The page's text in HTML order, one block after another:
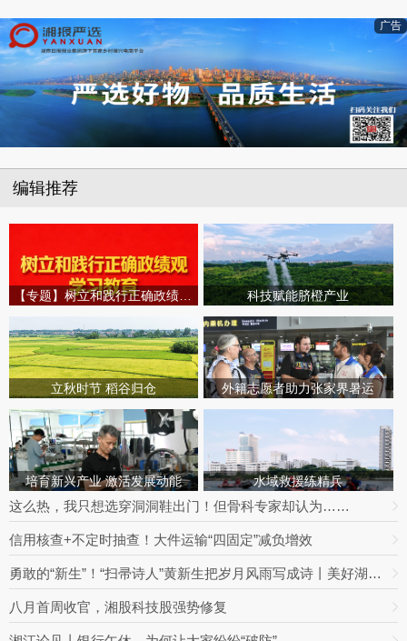
广告
编辑推荐
科技赋能脐橙产业
立秋时节 稻谷归仓 外籍志愿者助力张家界暑运
培育新兴产业 激活发展动能 水域救援练精兵
这么热，我只想选穿洞洞鞋出门！但骨科专家却认为……
信用核查+不定时抽查！大件运输“四固定”减负增效
勇敢的“新生”！“扫帚诗人”黄新生把岁月风雨写成诗丨美好湖南推荐官
八月首周收官，湘股科技股强势修复